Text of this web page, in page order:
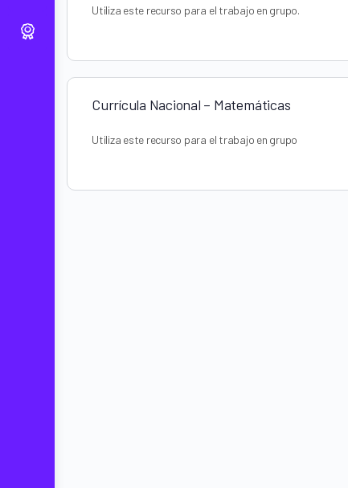
Utiliza este recurso para el trabajo en grupo.
Currícula Nacional – Matemáticas
Utiliza este recurso para el trabajo en grupo